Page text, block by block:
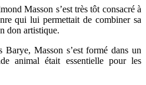
Masson s’est très tôt consacré à
qui lui permettait de combiner sa
don artistique.
Masson s’est formé dans un
animal était essentielle pour les